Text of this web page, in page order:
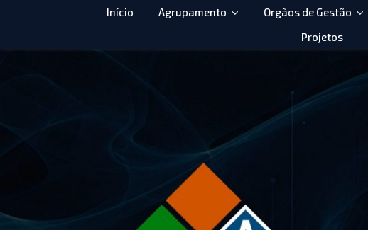
Início Agrupamento Orgãos de Gestão
Projetos